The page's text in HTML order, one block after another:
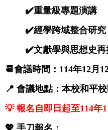
✔️重量級專題演講
✔️經學跨域整合研究
✔️文獻學與思想史再
📆會議時間：114年12月
📍 會議地點：本校和平
💡 報名自即日起至114年
💖 手刀報名：